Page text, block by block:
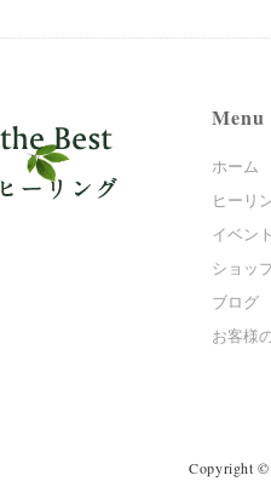
Menu
ホーム
ヒーリ
イベント
ショッ
ブログ
お客様
Copyright ©